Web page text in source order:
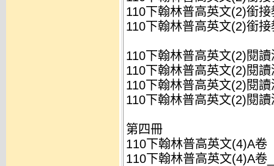
110下翰林普高英文(2)銜
110下翰林普高英文(2)銜
110下翰林普高英文(2)閱
110下翰林普高英文(2)閱
110下翰林普高英文(2)閱
110下翰林普高英文(2)閱
第四冊
110下翰林普高英文(4)A卷
110下翰林普高英文(4)A卷